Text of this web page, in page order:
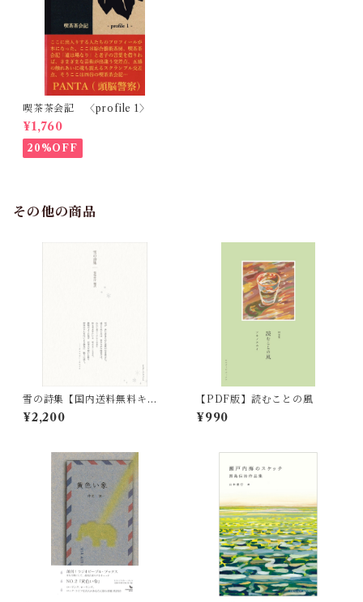
喫茶茶会記 〈profile 1〉
¥1,760
20%OFF
その他の商品
雪の詩集【国内送料無料キャ
ンペーン実施中！】
¥2,200
【PDF版】読むことの風
¥990